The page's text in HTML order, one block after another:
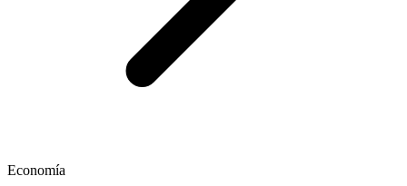
Economía